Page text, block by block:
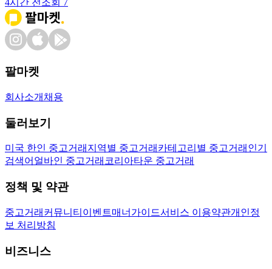
팔마켓
회사소개 채용
둘러보기
미국 한인 중고거래 지역별 중고거래 카테고리별 중고거래 인기
검색어 얼바인 중고거래 코리아타운 중고거래
정책 및 약관
중고거래 커뮤니티 이벤트매너가이드서비스 이용약관개인정
보 처리방침
비즈니스